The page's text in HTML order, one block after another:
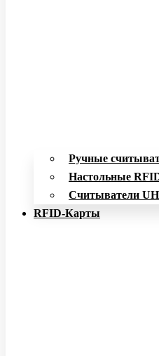
Ручные
Настольные
Считыватели
RFID-Карты